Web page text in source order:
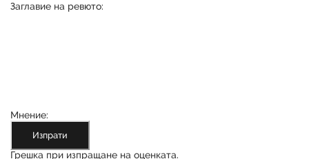
Заглавие на ревюто:
Мнение:
Изпрати
Грешка при изпращане на оценката.